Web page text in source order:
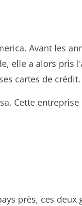
Avant les
elle a alors pris
cartes de crédit.
Cette
près, ces